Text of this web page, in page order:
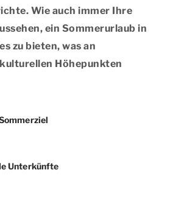
Wie auch immer Ihre
ein Sommerurlaub in
zu bieten, was an
Höhepunkten
Unterkünfte